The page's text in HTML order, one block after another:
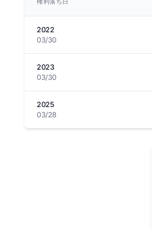
2022
03/30
2023
03/30
2025
03/28